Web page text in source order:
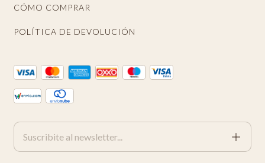
CÓMO COMPRAR
POLÍTICA DE DEVOLUCIÓN